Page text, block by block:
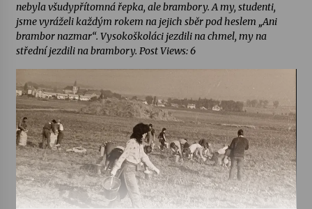
nebyla všudypřítomná řepka, ale brambory. A my, studenti,
jsme vyráželi každým rokem na jejich sběr pod heslem „Ani
brambor nazmar“. Vysokoškoláci jezdili na chmel, my na
střední jezdili na brambory. Post Views: 6